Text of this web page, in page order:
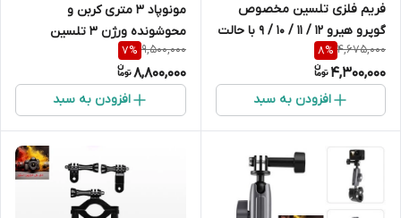
فریم فلزی تلسین مخصوص
گوپرو هیرو 12 / 11 / 10 / 9 با حالت
ورتیکال
4,675,000
8%
4,300,000
افزودن به سبد
مونوپاد 3 متری کربن و
محوشونده ورژن 3 تلسین
9,500,000
7%
8,800,000
افزودن به سبد